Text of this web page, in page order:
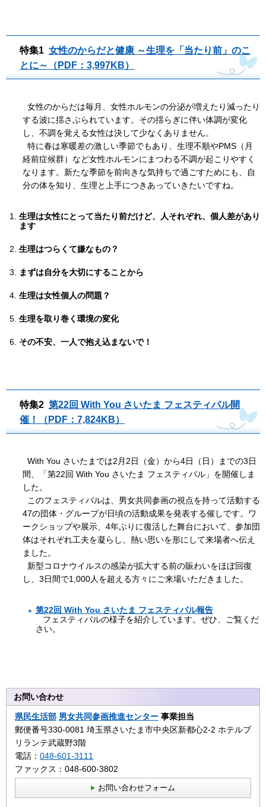
特集1 女性のからだと健康 ～生理を「当たり前」のこ
とに～（PDF：3,997KB）
女性のからだは毎月、女性ホルモンの分泌が増えたり減ったり
する波に揺さぶられています。その揺らぎに伴い体調が変化
し、不調を覚える女性は決して少なくありません。
特に春は寒暖差の激しい季節でもあり、生理不順やPMS（月
経前症候群）など女性ホルモンにまつわる不調が起こりやすく
なります。新たな季節を前向きな気持ちで過ごすためにも、自
分の体を知り、生理と上手につきあっていきたいですね。
生理は女性にとって当たり前だけど、人それぞれ、個人差があり
ます
生理はつらくて嫌なもの？
まずは自分を大切にすることから
生理は女性個人の問題？
生理を取り巻く環境の変化
その不安、一人で抱え込まないで！
特集2 第22回 With You さいたま フェスティバル開
催！（PDF：7,824KB）
With You さいたまでは2月2日（金）から4日（日）までの3日
間、「第22回 With You さいたま フェスティバル」を開催しま
した。
このフェスティバルは、男女共同参画の視点を持って活動する
47の団体・グループが日頃の活動成果を発表する催しです。ワ
ークショップや展示、4年ぶりに復活した舞台において、参加団
体はそれぞれ工夫を凝らし、熱い思いを形にして来場者へ伝え
ました。
新型コロナウイルスの感染が拡大する前の賑わいをほぼ回復
し、3日間で1,000人を超える方々にご来場いただきました。
第22回 With You さいたま フェスティバル報告
フェスティバルの様子を紹介しています。ぜひ、ご覧くだ
さい。
お問い合わせ
県民生活部 男女共同参画推進センター 事業担当
郵便番号330-0081 埼玉県さいたま市中央区新都心2‐2 ホテルブ
リランテ武蔵野3階
電話： 048-601-3111
ファックス：048-600-3802
お問い合わせフォーム